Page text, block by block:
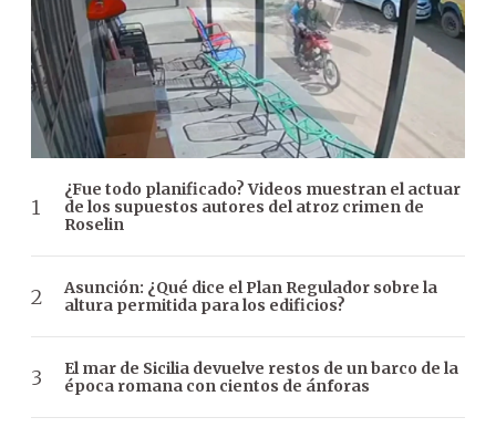
¿Fue todo planificado? Videos muestran el actuar
de los supuestos autores del atroz crimen de
Roselin
Asunción: ¿Qué dice el Plan Regulador sobre la
altura permitida para los edificios?
El mar de Sicilia devuelve restos de un barco de la
época romana con cientos de ánforas